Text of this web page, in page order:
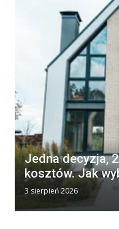
Jedna decyzja,
kosztów. Jak
3 sierpień 2026